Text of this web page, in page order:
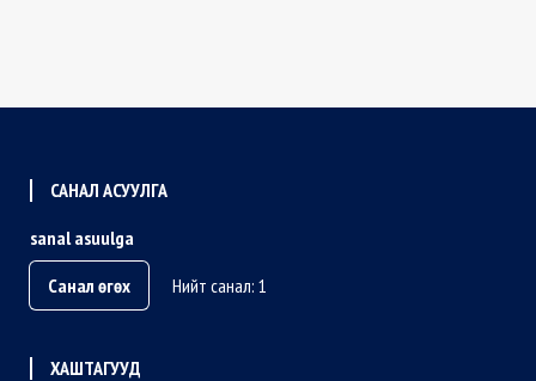
САНАЛ АСУУЛГА
sanal asuulga
Санал өгөх
Нийт санал: 1
ХАШТАГУУД